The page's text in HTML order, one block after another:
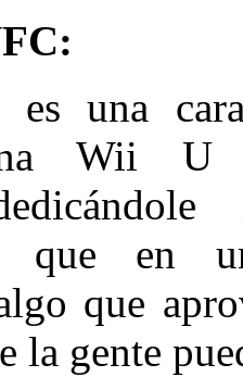
es una
Wii U
que en
que
la gente